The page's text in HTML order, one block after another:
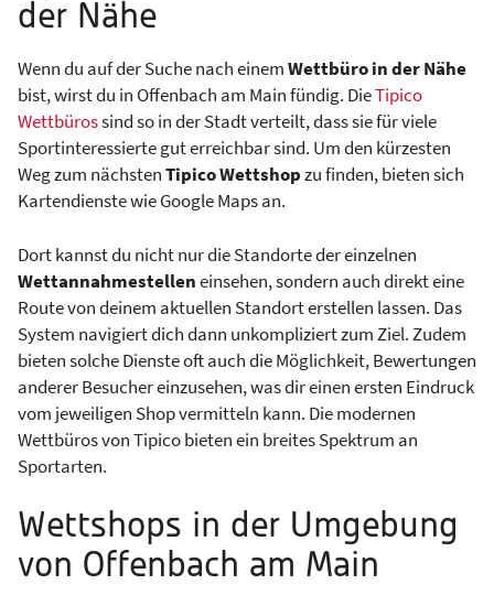
der Nähe
Wenn du auf der Suche nach einemWettbüro in der Nähe
bist, wirst du in Offenbach am Main fündig. DieTipico
Wettbürossind so in der Stadt verteilt, dass sie für viele
Sportinteressierte gut erreichbar sind. Um den kürzesten
Weg zum nächstenTipico Wettshopzu finden, bieten sich
Kartendienste wie Google Maps an.
Dort kannst du nicht nur die Standorte der einzelnen
Wettannahmestelleneinsehen, sondern auch direkt eine
Route von deinem aktuellen Standort erstellen lassen. Das
System navigiert dich dann unkompliziert zum Ziel. Zudem
bieten solche Dienste oft auch die Möglichkeit, Bewertungen
anderer Besucher einzusehen, was dir einen ersten Eindruck
vom jeweiligen Shop vermitteln kann. Die modernen
Wettbüros von Tipico bieten ein breites Spektrum an
Sportarten.
Wettshops in der Umgebung
von Offenbach am Main